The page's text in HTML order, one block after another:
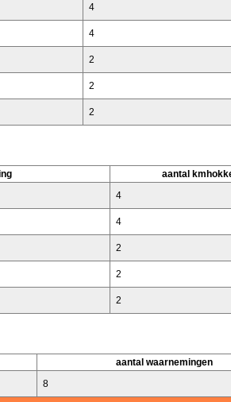
4
4
2
2
2
aantal
4
4
2
2
2
aantal waarnemingen
8